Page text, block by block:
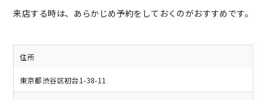
来店する時は、あらかじめ予約をしておくのがおすすめです。
住所
東京都渋谷区初台1-38-11